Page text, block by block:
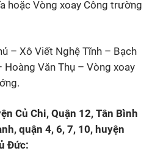
hoặc Vòng xoay Công trường
– Xô Viết Nghệ Tĩnh – Bạch
Văn Thụ – Vòng xoay
Củ Chi, Quận 12, Tân Bình
quận 4, 6, 7, 10, huyện
Đức: